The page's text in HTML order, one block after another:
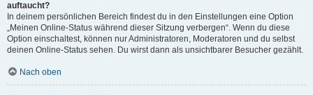
auftaucht?
In deinem persönlichen Bereich findest du in den Einstellungen eine Option
„Meinen Online-Status während dieser Sitzung verbergen“. Wenn du diese
Option einschaltest, können nur Administratoren, Moderatoren und du selbst
deinen Online-Status sehen. Du wirst dann als unsichtbarer Besucher gezählt.
Nach oben